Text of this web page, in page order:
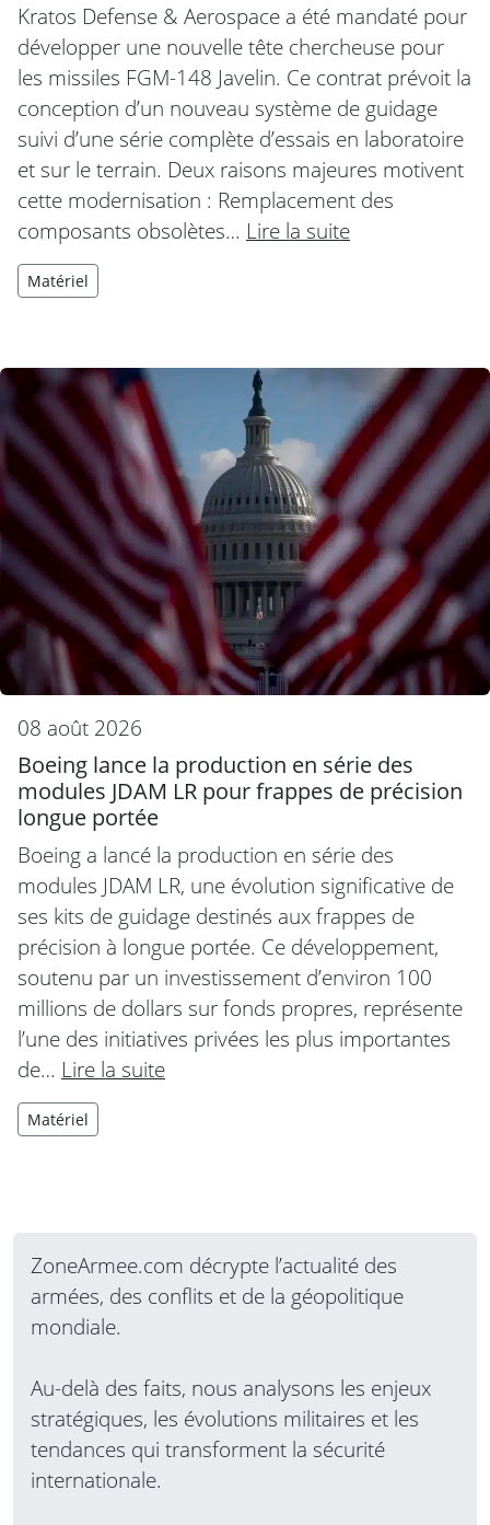
Kratos Defense & Aerospace a été mandaté pour
développer une nouvelle tête chercheuse pour
les missiles FGM-148 Javelin. Ce contrat prévoit la
conception d’un nouveau système de guidage
suivi d’une série complète d’essais en laboratoire
et sur le terrain. Deux raisons majeures motivent
cette modernisation : Remplacement des
composants obsolètes… Lire la suite
Matériel
08 août 2026
Boeing lance la production en série des
modules JDAM LR pour frappes de précision
longue portée
Boeing a lancé la production en série des
modules JDAM LR, une évolution significative de
ses kits de guidage destinés aux frappes de
précision à longue portée. Ce développement,
soutenu par un investissement d’environ 100
millions de dollars sur fonds propres, représente
l’une des initiatives privées les plus importantes
de… Lire la suite
Matériel
ZoneArmee.com décrypte l’actualité des
armées, des conflits et de la géopolitique
mondiale.
Au-delà des faits, nous analysons les enjeux
stratégiques, les évolutions militaires et les
tendances qui transforment la sécurité
internationale.